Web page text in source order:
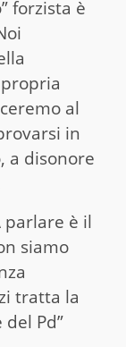
forzista è
al
in
a disonore
parlare è il
siamo
tratta la
Pd”